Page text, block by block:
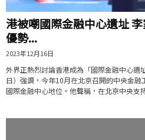
港被嘲國際金融中心遺址
優勢...
2023年12月16日
外界正熱烈討論香港成為「國際金融中心遺
日）強調，今年10月在北京召開的中央金
國際金融中心地位。他聲稱，在北京中央支